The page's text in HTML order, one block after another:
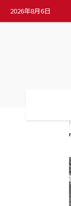
2026年8月6日